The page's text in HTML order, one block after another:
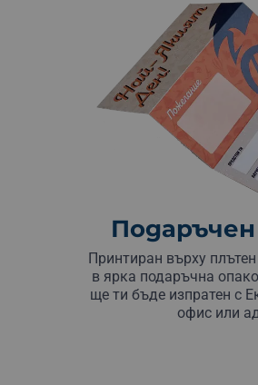
Принтиран върху
в ярка подаръчна
ще ти бъде изпратен с
офис или